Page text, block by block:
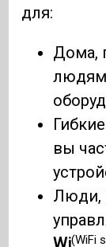
для:
Дома,
людям
вы
Люди,
(WiFi